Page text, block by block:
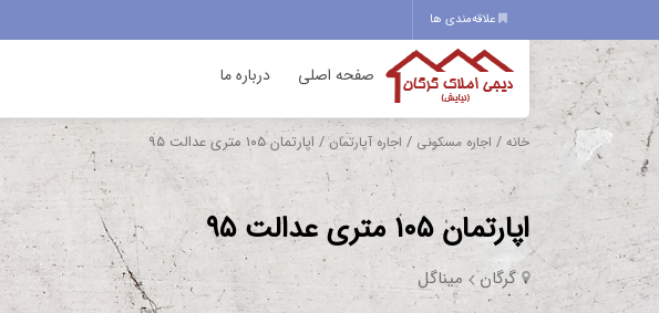
علاقه‌مندی ها
صفحه اصلی درباره ما
خانه / اجاره مسکونی / اجاره آپارتمان/ اپارتمان ۱۰۵ متری عدالت ۹۵
اپارتمان ۱۰۵ متری عدالت ۹۵
گرگان میناگل